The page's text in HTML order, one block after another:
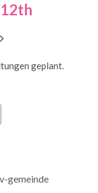
Weiter
geplant.
gemeinde